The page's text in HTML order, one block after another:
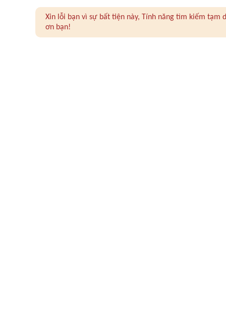
Xin lỗi bạn vì sự bất tiện này, Tính năng tìm kiếm
ơn bạn!